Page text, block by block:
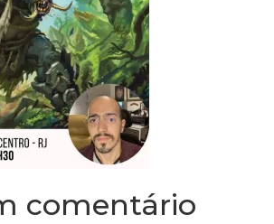
comentário